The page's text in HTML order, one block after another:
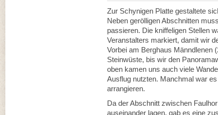
Zur Schynigen Platte gestaltete
Neben gerölligen Abschnitten
passieren. Die kniffeligen Stellen
Veranstalters markiert, damit wir
Vorbei am Berghaus Männdlenen
Steinwüste, bis wir den
oben kamen uns auch viele
Ausflug nutzten. Manchmal war
arrangieren.
Da der Abschnitt zwischen
auseinander lagen, gab es eine